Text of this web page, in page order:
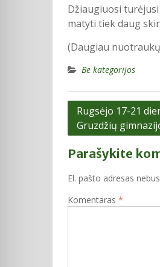
Džiaugiuosi
matyti tiek daug
(Daugiau
Be kategorijos
Navigacija
tarp
Rugsėjo 17-21
Gruzdžių
Parašykite
El. pašto adresas
Komentaras *